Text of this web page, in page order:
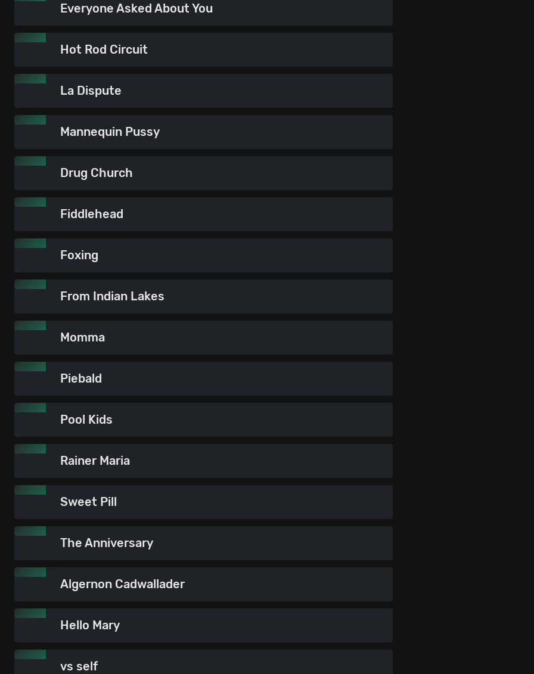
Everyone Asked About You
Hot Rod Circuit
La Dispute
Mannequin Pussy
Drug Church
Fiddlehead
Foxing
From Indian Lakes
Momma
Piebald
Pool Kids
Rainer Maria
Sweet Pill
The Anniversary
Algernon Cadwallader
Hello Mary
vs self